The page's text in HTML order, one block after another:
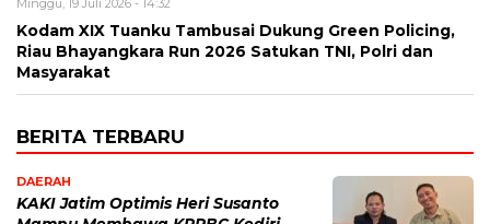
Minggu, 19 Juli 2026 - 14:32
Kodam XIX Tuanku Tambusai Dukung Green Policing,
Riau Bhayangkara Run 2026 Satukan TNI, Polri dan
Masyarakat
BERITA TERBARU
DAERAH
KAKI Jatim Optimis Heri Susanto